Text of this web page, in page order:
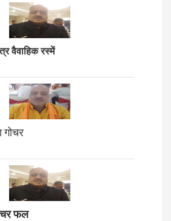
वैवाहिक रस्में
फल